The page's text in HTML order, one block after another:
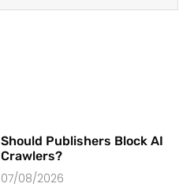
Should Publishers Block AI
Crawlers?
07/08/2026